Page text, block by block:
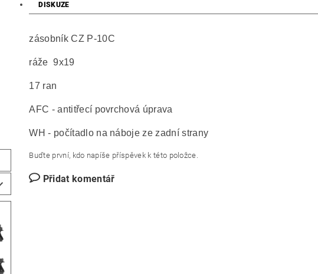
DISKUZE
zásobník CZ P-10C
ráže 9x19
17 ran
AFC - antitřecí povrchová úprava
WH - počítadlo na náboje ze zadní strany
Buďte první, kdo napíše příspěvek k této položce.
Přidat komentář